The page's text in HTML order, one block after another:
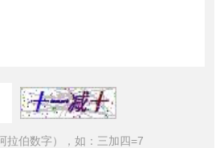
拉伯数字），如：三加四=7